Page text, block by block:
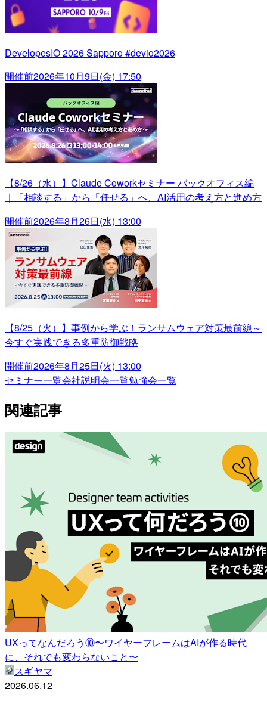
DevelopesIO 2026 Sapporo #devio2026
開催前2026年10月9日(金) 17:50
【8/26（水）】Claude Coworkセミナー バックオフィス編
｜「相談する」から「任せる」へ、AI活用の考え方と進め方
開催前2026年8月26日(水) 13:00
【8/25（火）】事例から学ぶ！ランサムウェア対策最前線～
今すぐ実践できる多重防御戦略
開催前2026年8月25日(火) 13:00
セミナー一覧会社説明会一覧勉強会一覧
関連記事
UXってなんだろう⑩〜ワイヤーフレームはAIが作る時代
に、それでも変わらないこと〜
スギヤマ
2026.06.12